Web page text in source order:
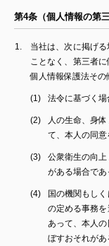
第4条（個人情報の第三
当社は、次に掲げ
ことなく、第三者
個人情報保護法その
法令に基づく場
人の生命、身
て、本人の同
公衆衛生の向
がある場合で
国の機関もし
の定める事務
あって、本人
ぼすおそれがあ